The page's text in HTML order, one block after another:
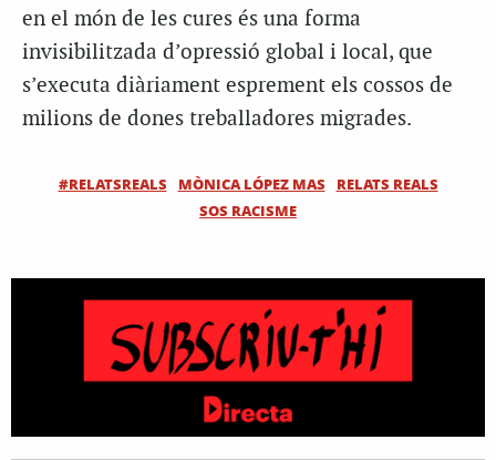
en el món de les cures és una forma
invisibilitzada d’opressió global i local, que
s’executa diàriament esprement els cossos de
milions de dones treballadores migrades.
#RELATSREALS MÒNICA LÓPEZ MAS
RELATS REALS
SOS RACISME